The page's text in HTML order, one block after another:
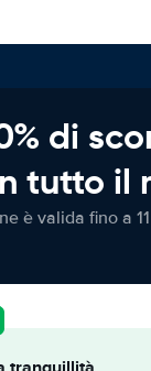
di
tutto il
è valida fino a